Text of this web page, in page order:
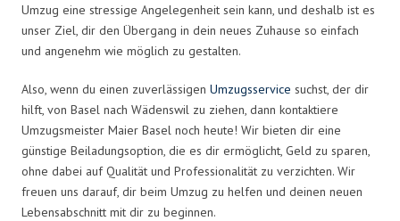
Umzug eine stressige Angelegenheit sein kann, und deshalb ist es
unser Ziel, dir den Übergang in dein neues Zuhause so einfach
und angenehm wie möglich zu gestalten.
Also, wenn du einen zuverlässigen Umzugsservice suchst, der dir
hilft, von Basel nach Wädenswil zu ziehen, dann kontaktiere
Umzugsmeister Maier Basel noch heute! Wir bieten dir eine
günstige Beiladungsoption, die es dir ermöglicht, Geld zu sparen,
ohne dabei auf Qualität und Professionalität zu verzichten. Wir
freuen uns darauf, dir beim Umzug zu helfen und deinen neuen
Lebensabschnitt mit dir zu beginnen.